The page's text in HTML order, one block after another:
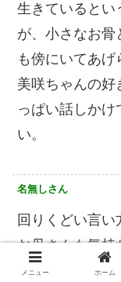
生きているとい
が、小さなお骨
も傍にいてあげ
美咲ちゃんの好
っぱい話しかけ
い。
名無しさん
回りくどい言
お母さんも気持
すか？ 私も子
メニュー ホーム